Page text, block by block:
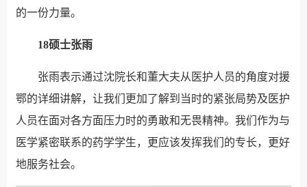
的一份力量。
18硕士张雨
张雨表示通过沈院长和董大夫从医护人员的角度对援
鄂的详细讲解，让我们更加了解到当时的紧张局势及医护
人员在面对各方面压力时的勇敢和无畏精神。我们作为与
医学紧密联系的药学学生，更应该发挥我们的专长，更好
地服务社会。